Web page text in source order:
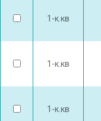
1-к.кв
1-к.кв
1-к.кв